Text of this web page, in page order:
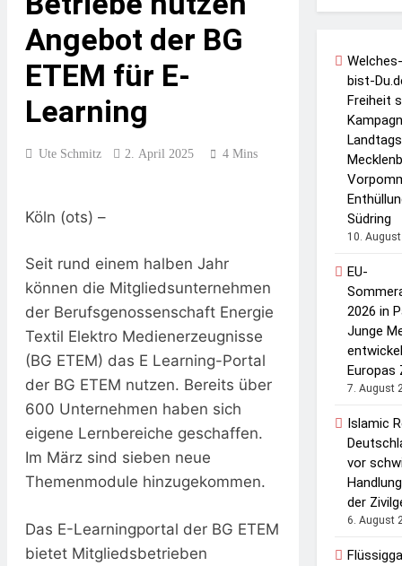
Zivilgesellschaft
Stopp Der BEHG-Novelle:
Auktionsverfahren
Benachteiligt Den
Mittelstand
Angebot der BG
ETEM für E-
Learning
Ute Schmitz 2. April 2025 4 Mins
Köln (ots) –
Seit rund einem halben Jahr
können die Mitgliedsunternehmen
der Berufsgenossenschaft Energie
Textil Elektro Medienerzeugnisse
(BG ETEM) das E Learning-Portal
der BG ETEM nutzen. Bereits über
600 Unternehmen haben sich
eigene Lernbereiche geschaffen.
Im März sind sieben neue
Themenmodule hinzugekommen.
Das E-Learningportal der BG ETEM
bietet Mitgliedsbetrieben
bist-
Freiheit
Südring
10.
EU-
2026 in
Junge
Europas
7. August
Islamic
vor
der
6. August